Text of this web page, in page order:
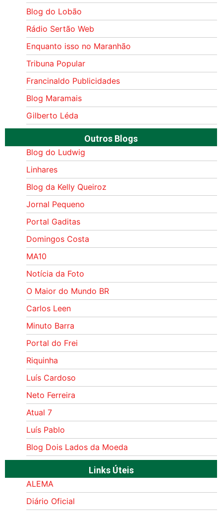
Blog do Lobão
Rádio Sertão Web
Enquanto isso no Maranhão
Tribuna Popular
Francinaldo Publicidades
Blog Maramais
Gilberto Léda
Outros Blogs
Blog do Ludwig
Linhares
Blog da Kelly Queiroz
Jornal Pequeno
Portal Gaditas
Domingos Costa
MA10
Notícia da Foto
O Maior do Mundo BR
Carlos Leen
Minuto Barra
Portal do Frei
Riquinha
Luís Cardoso
Neto Ferreira
Atual 7
Luís Pablo
Blog Dois Lados da Moeda
Links Úteis
ALEMA
Diário Oficial